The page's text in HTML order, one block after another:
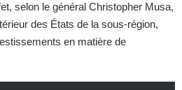
selon le général Christopher Musa,
des États de la sous-région,
en matière de